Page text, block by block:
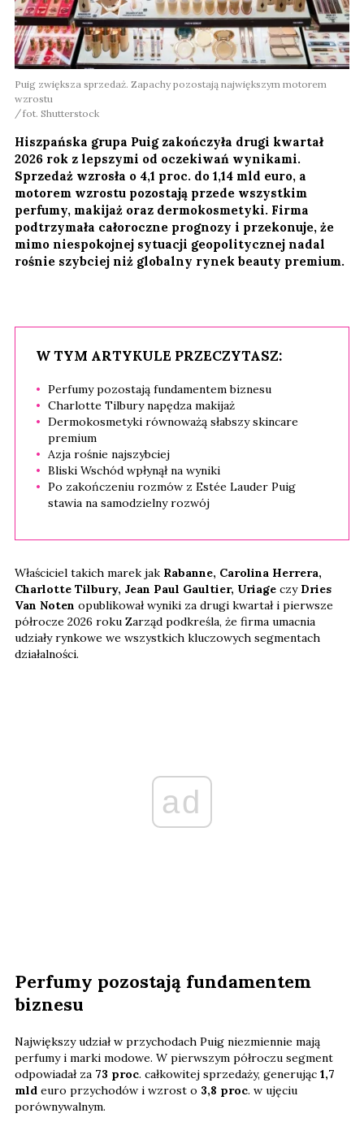
Puig zwiększa sprzedaż. Zapachy pozostają największym motorem
wzrostu
fot. Shutterstock
Hiszpańska grupa Puig zakończyła drugi kwartał
2026 rok z lepszymi od oczekiwań wynikami.
Sprzedaż wzrosła o 4,1 proc. do 1,14 mld euro, a
motorem wzrostu pozostają przede wszystkim
perfumy, makijaż oraz dermokosmetyki. Firma
podtrzymała całoroczne prognozy i przekonuje, że
mimo niespokojnej sytuacji geopolitycznej nadal
rośnie szybciej niż globalny rynek beauty premium.
W TYM ARTYKULE PRZECZYTASZ:
Perfumy pozostają fundamentem biznesu
Charlotte Tilbury napędza makijaż
Dermokosmetyki równoważą słabszy skincare
premium
Azja rośnie najszybciej
Bliski Wschód wpłynął na wyniki
Po zakończeniu rozmów z Estée Lauder Puig
stawia na samodzielny rozwój
Właściciel takich marek jak Rabanne, Carolina Herrera,
Charlotte Tilbury, Jean Paul Gaultier, Uriage czyDries
Van Noten opublikował wyniki za drugi kwartał i pierwsze
półrocze 2026 roku Zarząd podkreśla, że firma umacnia
udziały rynkowe we wszystkich kluczowych segmentach
działalności.
ad
Perfumy pozostają fundamentem
biznesu
Największy udział w przychodach Puig niezmiennie mają
perfumy i marki modowe. W pierwszym półroczu segment
odpowiadał za 73 proc. całkowitej sprzedaży, generując 1,7
mld euro przychodów i wzrost o 3,8 proc. w ujęciu
porównywalnym.